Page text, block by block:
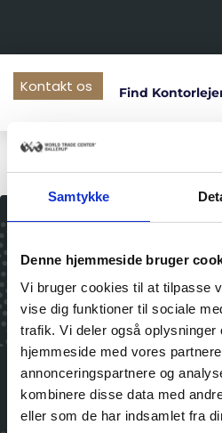
Samtykke
Denne hjemmeside bruger
Vi bruger cookies til at tilpasse
vise dig funktioner til sociale
trafik. Vi deler også oplysninger
hjemmeside med vores
annonceringspartnere og
kombinere disse data med
eller som de har indsamlet fra
Find
Kontakt os
Lene
Vil du
Tilmeld dig husets
nyheder, opdateringer
i din